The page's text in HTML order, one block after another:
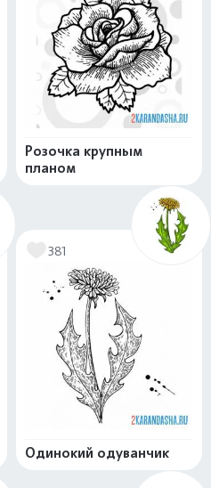
Розочка крупным
планом
381
Одинокий одуванчик